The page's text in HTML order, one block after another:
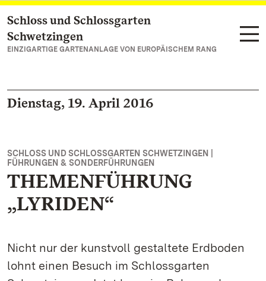
Zum Hauptinhalt springen
Schloss und Schlossgarten
Schwetzingen
EINZIGARTIGE GARTENANLAGE VON EUROPÄISCHEM RANG
Dienstag, 19. April 2016
SCHLOSS UND SCHLOSSGARTEN SCHWETZINGEN |
FÜHRUNGEN & SONDERFÜHRUNGEN
THEMENFÜHRUNG
„LYRIDEN“
Nicht nur der kunstvoll gestaltete Erdboden
lohnt einen Besuch im Schlossgarten